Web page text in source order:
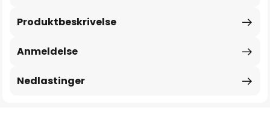
Produktbeskrivelse
Anmeldelse
Nedlastinger